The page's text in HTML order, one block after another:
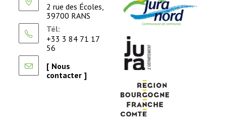
2 rue des Écoles,
39700 RANS
Tél:
+33 3 84 71 17
56
[ Nous
contacter ]